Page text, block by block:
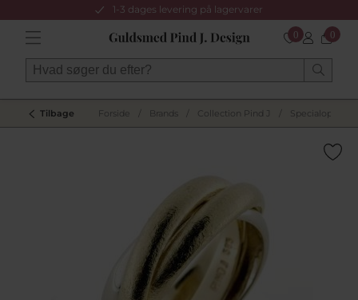
1-3 dages levering på lagervarer
0 0
Tilbage Forside Brands Collection Pind J